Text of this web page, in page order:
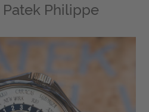
Patek Philippe